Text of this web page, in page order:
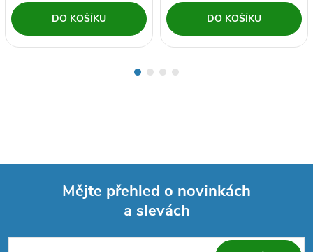
DO KOŠÍKU DO KOŠÍKU
Mějte přehled o novinkách
a slevách